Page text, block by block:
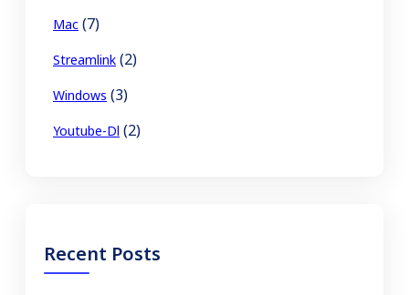
Mac (7)
Streamlink (2)
Windows (3)
Youtube-Dl (2)
Recent Posts